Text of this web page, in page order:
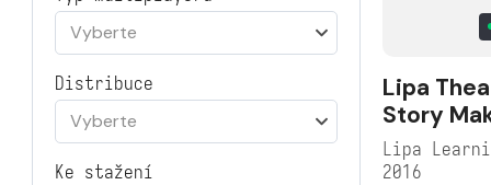
Vyberte
Distribuce
Vyberte
Ke stažení
Lipa
Story
Lipa
2016